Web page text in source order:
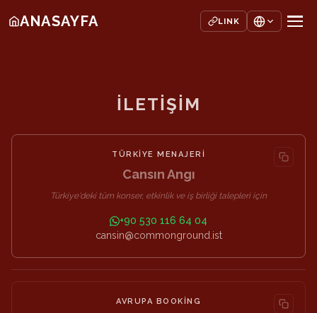
ANASAYFA LINK
İLETİŞİM
TÜRKIYE MENAJERI
Cansın Angı
Türkiye'deki tüm konser, etkinlik ve iş birliği talepleri için
+90 530 116 64 04
cansin@commonground.ist
AVRUPA BOOKING